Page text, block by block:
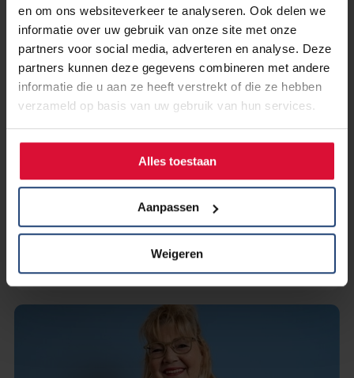
en om ons websiteverkeer te analyseren. Ook delen we
informatie over uw gebruik van onze site met onze
partners voor social media, adverteren en analyse. Deze
partners kunnen deze gegevens combineren met andere
informatie die u aan ze heeft verstrekt of die ze hebben
verzameld op basis van uw gebruik van hun services.
Alles toestaan
Aanpassen
Weigeren
Vrijwilligers bedankt, zonder jullie
kunnen wij ons werk niet doen!